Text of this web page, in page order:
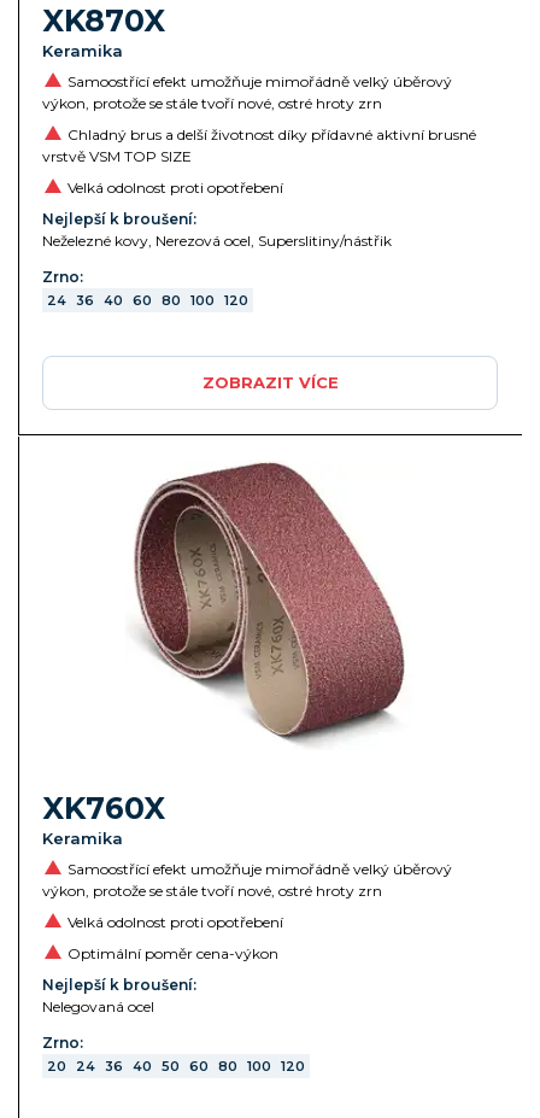
XK870X
Keramika
Samoostřící efekt umožňuje mimořádně velký úběrový
výkon, protože se stále tvoří nové, ostré hroty zrn
Chladný brus a delší životnost díky přídavné aktivní brusné
vrstvě VSM TOP SIZE
Velká odolnost proti opotřebení
Nejlepší k broušení:
Neželezné kovy, Nerezová ocel, Superslitiny/nástřik
Zrno:
24 36 40 60 80 100 120
ZOBRAZIT VÍCE
XK760X
Keramika
Samoostřící efekt umožňuje mimořádně velký úběrový
výkon, protože se stále tvoří nové, ostré hroty zrn
Velká odolnost proti opotřebení
Optimální poměr cena-výkon
Nejlepší k broušení:
Nelegovaná ocel
Zrno:
20 24 36 40 50 60 80 100 120